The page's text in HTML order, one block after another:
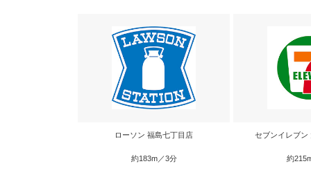
ローソン 福島七丁目店
約183m／3分
セブンイレブン
約